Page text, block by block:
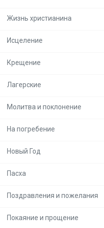
Жизнь христианина
Исцеление
Крещение
Лагерские
Молитва и поклонение
На погребение
Новый Год
Пасха
Поздравления и пожелания
Покаяние и прощение